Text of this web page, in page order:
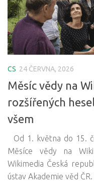
CS 24 ČERVNA, 2026
Měsíc vědy na
rozšířených
všem
Od 1. května do 15.
Měsíce vědy na
Wikimedia Česká
ústav Akademie věd